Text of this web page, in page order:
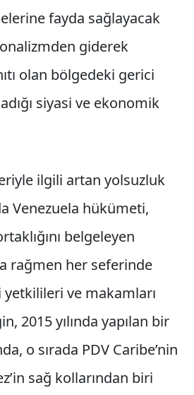
fayda sağlayacak
giderek
olan bölgedeki gerici
siyasi ve ekonomik
ilgili artan yolsuzluk
Venezuela hükümeti,
belgeleyen
rağmen her seferinde
ve makamları
2015 yılında yapılan bir
o sırada PDV Caribe’nin
sağ kollarından biri